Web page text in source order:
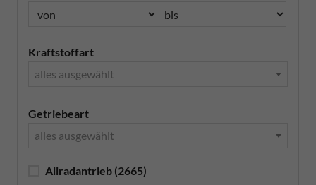
Kraftstoffart
alles ausgewählt
Getriebeart
alles ausgewählt
Allradantrieb (2665)